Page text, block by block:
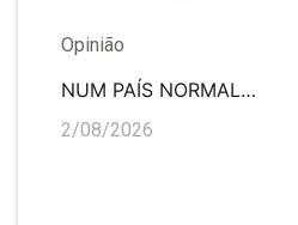
Opinião
NUM PAÍS NORMAL…
2/08/2026